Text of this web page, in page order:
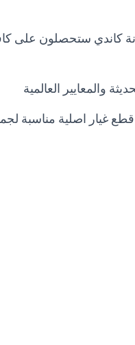
كاندي ستحصلون على
والمعايير العالمية
غيار اصلية مناسبة